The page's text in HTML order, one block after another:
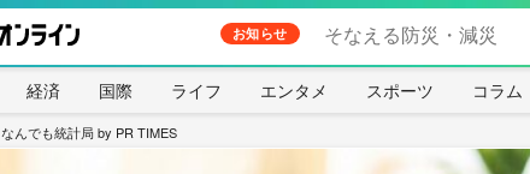
お知らせ そなえる防災・減災
経済 国際 ライフ エンタメ スポーツ コラム
なんでも統計局 by PR TIMES